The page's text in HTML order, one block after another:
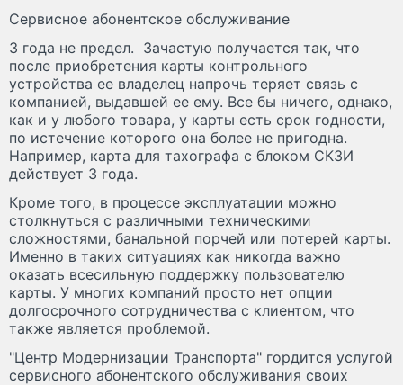
Сервисное абонентское обслуживание
3 года не предел. Зачастую получается так, что
после приобретения карты контрольного
устройства ее владелец напрочь теряет связь с
компанией, выдавшей ее ему. Все бы ничего, однако,
как и у любого товара, у карты есть срок годности,
по истечение которого она более не пригодна.
Например, карта для тахографа с блоком СКЗИ
действует 3 года.
Кроме того, в процессе эксплуатации можно
столкнуться с различными техническими
сложностями, банальной порчей или потерей карты.
Именно в таких ситуациях как никогда важно
оказать всесильную поддержку пользователю
карты. У многих компаний просто нет опции
долгосрочного сотрудничества с клиентом, что
также является проблемой.
"Центр Модернизации Транспорта" гордится услугой
сервисного абонентского обслуживания своих